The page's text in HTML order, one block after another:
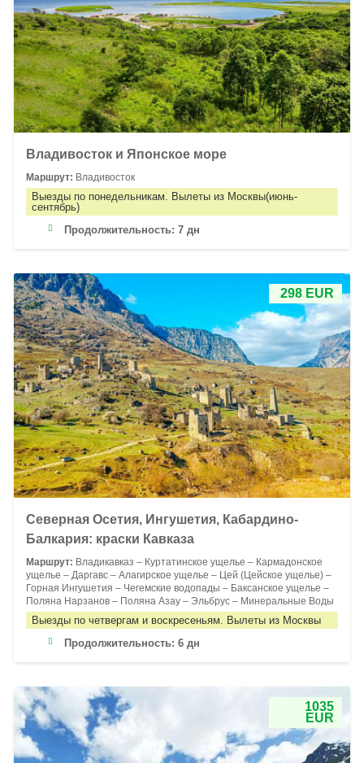
Владивосток и Японское море
Маршрут: Владивосток
Выезды по понедельникам. Вылеты из Москвы(июнь-
сентябрь)
Продолжительность: 7 дн
298 EUR
Северная Осетия, Ингушетия, Кабардино-
Балкария: краски Кавказа
Маршрут: Владикавказ – Куртатинское ущелье – Кармадонское
ущелье – Даргавс – Алагирское ущелье – Цей (Цейское ущелье) –
Горная Ингушетия – Чегемские водопады – Баксанское ущелье –
Поляна Нарзанов – Поляна Азау – Эльбрус – Минеральные Воды
Выезды по четвергам и воскресеньям. Вылеты из Москвы
Продолжительность: 6 дн
1035
EUR